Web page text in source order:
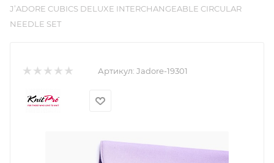
J’ADORE CUBICS DELUXE INTERCHANGEABLE CIRCULAR
NEEDLE SET
Артикул: Jadore-19301